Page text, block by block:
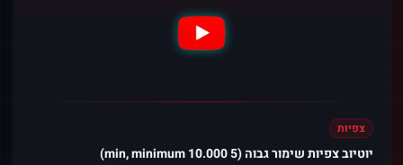
צפיות
יוטיוב צפיות שימור גבוה (5 min, minimum 10.000)